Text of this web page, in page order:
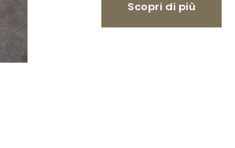
Scopri di più